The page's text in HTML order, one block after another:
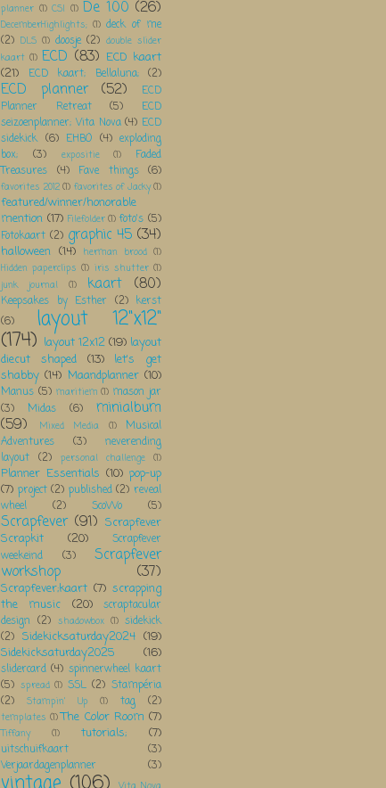
planner (1) CSI (1) De 100 (26)
DecemberHighlights; (1) deck of me
(2) DLS (1) doosje (2) double slider
kaart (1) ECD (83) ECD kaart
(21)
ECD kaart; Bellaluna; (2)
ECD planner (52)
ECD
Planner Retreat
(5)
ECD
seizoenplanner; Vita Nova (4) ECD
sidekick (6) EHBO (4) exploding
box;
(3) expositie (1)
Faded
Treasures
(4) Fave things (6)
favorites 2012 (1) favorites of Jacky (1)
featured/winner/honorable
mention (17) Filefolder (1) foto's (5)
Fotokaart (2) graphic 45 (34)
halloween (14) herman brood (1)
Hidden paperclips (1) iris shutter (1)
junk journal
(1) kaart (80)
Keepsakes by Esther (2) kerst
(6)
layout 12"x12"
(174) layout 12x12 (19) layout
diecut shaped
(13)
let's get
shabby (14) Maandplanner (10)
Manus (5) maritiem (1) mason jar
(3)
Midas (6) minialbum
(59) Mixed Media (1)
Musical
Adventures
(3)
neverending
layout (2) personal challenge (1)
Planner Essentials (10) pop-up
(7) project (2) published (2) reveal
wheel
(2) ScoWo (5)
Scrapfever (91) Scrapfever
Scrapkit
(20)
Scrapfever
weekeind
(3) Scrapfever
workshop (37)
Scrapfever;kaart (7) scrapping
the music
(20)
scraptacular
design (2) shadowbox (1) sidekick
(2) Sidekicksaturday2024 (19)
Sidekicksaturday2025
(16)
slidercard (4) spinnerwheel kaart
(5) spread (1) SSL (2) Stampéria
(2)
Stampin' Up (1) tag (2)
templates (1) The Color Room (7)
Tiffany (1) tutorials; (7)
uitschuifkaart
(3)
Verjaardagenplanner
(3)